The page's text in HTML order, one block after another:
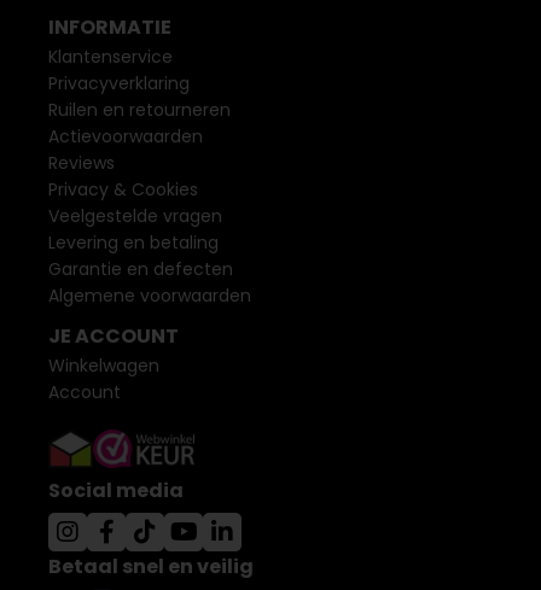
INFORMATIE
Klantenservice
Privacyverklaring
Ruilen en retourneren
Actievoorwaarden
Reviews
Privacy & Cookies
Veelgestelde vragen
Levering en betaling
Garantie en defecten
Algemene voorwaarden
JE ACCOUNT
Winkelwagen
Account
Social media
Betaal snel en veilig